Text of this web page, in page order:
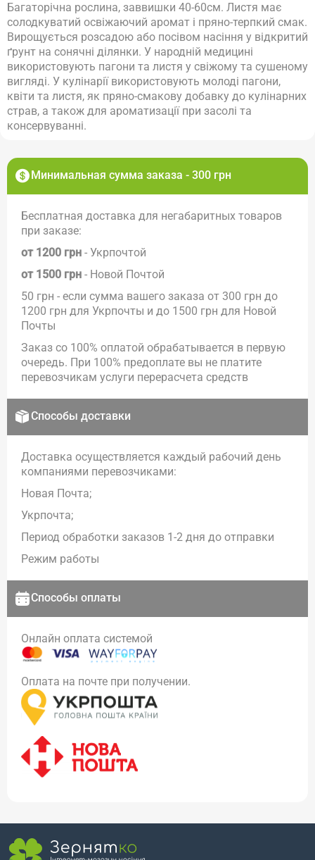
Минимальная сумма заказа - 300 грн
Бесплатная доставка для негабаритных товаров
при заказе:
от 1200 грн - Укрпочтой
от 1500 грн - Новой Почтой
50 грн - если сумма вашего заказа от 300 грн до
1200 грн для Укрпочты и до 1500 грн для Новой
Почты
Заказ со 100% оплатой обрабатывается в первую
очередь. При 100% предоплате вы не платите
перевозчикам услуги перерасчета средств
Способы доставки
Доставка осуществляется каждый рабочий день
компаниями перевозчиками:
Новая Почта;
Укрпочта;
Период обработки заказов 1-2 дня до отправки
Режим работы
Способы оплаты
Онлайн оплата системой
Оплата на почте при получении.
Багаторічна рослина, заввишки 40-60см. Листя має
солодкуватий освіжаючий аромат і пряно-терпкий смак.
Вирощується розсадою або посівом насіння у відкритий
ґрунт на сонячні ділянки. У народній медицині
використовують пагони та листя у свіжому та сушеному
вигляді. У кулінарії використовують молоді пагони,
квіти та листя, як пряно-смакову добавку до кулінарних
страв, а також для ароматизації при засолі та
консервуванні.